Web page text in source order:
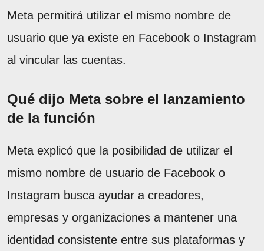
Meta permitirá utilizar el mismo nombre de
usuario que ya existe en Facebook o Instagram
al vincular las cuentas.
Qué dijo Meta sobre el lanzamiento
de la función
Meta explicó que la posibilidad de utilizar el
mismo nombre de usuario de Facebook o
Instagram busca ayudar a creadores,
empresas y organizaciones a mantener una
identidad consistente entre sus plataformas y